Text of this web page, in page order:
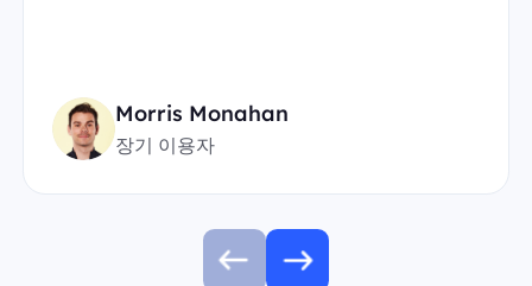
Morris Monahan
장기 이용자